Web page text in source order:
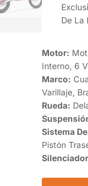
De La
Motor:
Interno, 6
Marco:
Varillaje,
Rueda:
Sistema
Pistón